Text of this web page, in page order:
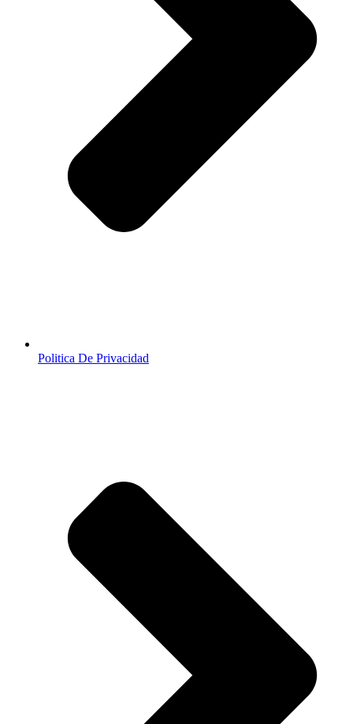
Politica De Privacidad